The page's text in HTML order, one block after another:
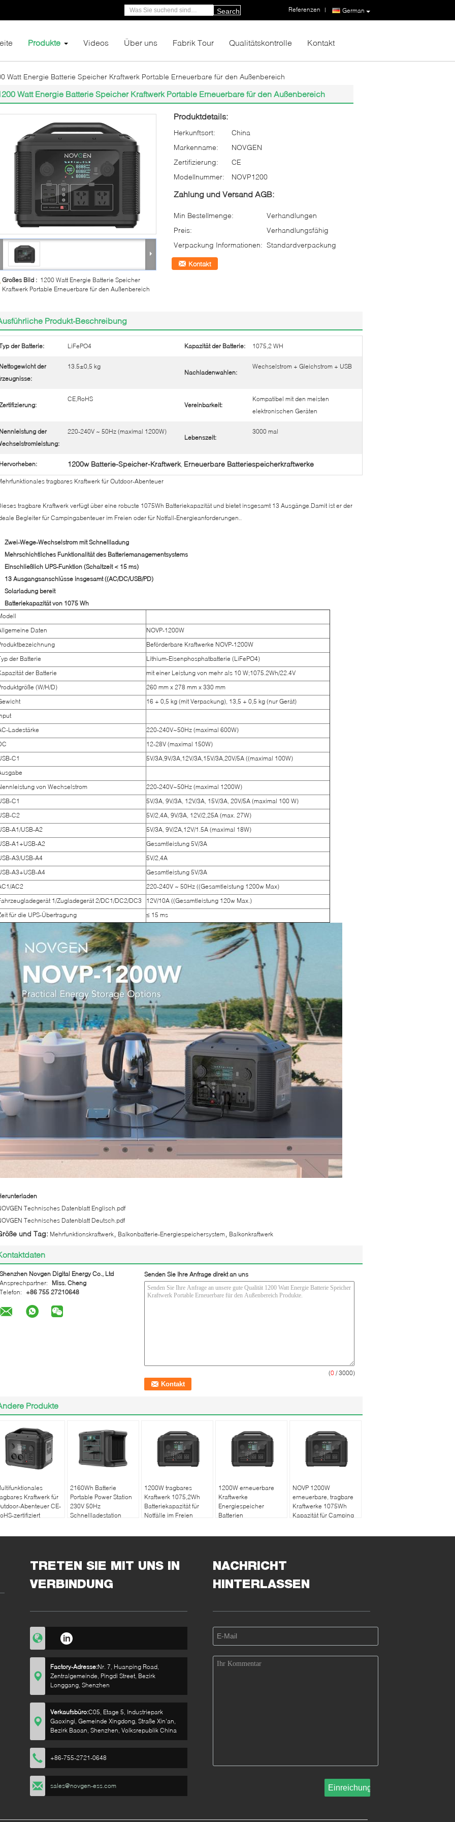
German
Referenzen |
Search
Produkte Videos Über uns Fabrik Tour Qualitätskontrolle Kontakt
Watt Energie Batterie Speicher Kraftwerk Portable Erneuerbare für den Außenbereich
Watt Energie Batterie Speicher Kraftwerk Portable Erneuerbare für den Außenbereich
Großes Bild : 1200 Watt Energie Batterie Speicher
Kraftwerk Portable Erneuerbare für den Außenbereich
Produktdetails:
Herkunftsort:
China
Markenname:
NOVGEN
Zertifizierung:
CE
Modellnummer:
NOVP1200
Zahlung und Versand AGB:
Min Bestellmenge:
Verhandlungen
Preis:
Verhandlungsfähig
Verpackung Informationen: Standardverpackung
Kontakt
Produkt-Beschreibung
der Batterie: LiFePO4 Kapazität der Batterie: 1075,2 WH
Nettogewicht der
13.5±0,5 kg
Nachladenwahlen:
Wechselstrom + Gleichstrom + USB
CE,RoHS
Vereinbarkeit:
Kompatibel mit den meisten
elektronischen Geräten
Nennleistung der
220-240V ~ 50Hz (maximal 1200W)
Lebenszeit:
3000 mal
Hervorheben: 1200w Batterie-Speicher-Kraftwerk, Erneuerbare Batteriespeicherkraftwerke
tragbares Kraftwerk für Outdoor-Abenteuer
tragbare Kraftwerk verfügt über eine robuste 1075Wh Batteriekapazität und bietet insgesamt 13 Ausgänge.Damit ist er der
Begleiter für Campingabenteuer im Freien oder für Notfall-Energieanforderungen..
Zwei-Wege-Wechselstrom mit Schnellladung
Mehrschichtliches Funktionalität des Batteriemanagementsystems
Einschließlich UPS-Funktion (Schaltzeit < 15 ms)
13 Ausgangsanschlüsse insgesamt ((AC/DC/USB/PD)
Solarladung bereit
Batteriekapazität von 1075 Wh
Daten
NOVP-1200W
Beförderbare Kraftwerke NOVP-1200W
der Batterie
Lithium-Eisenphosphatbatterie (LiFePO4)
der Batterie
mit einer Leistung von mehr als 10 W;1075.2Wh/22.4V
(W/H/D)
260 mm x 278 mm x 330 mm
16 + 0,5 kg (mit Verpackung), 13,5 + 0,5 kg (nur Gerät)
Ladestärke
220-240V~50Hz (maximal 600W)
12-28V (maximal 150W)
C1
5V/3A,9V/3A,12V/3A,15V/3A,20V/5A ((maximal 100W)
von Wechselstrom
220-240V~50Hz (maximal 1200W)
C1
5V/3A, 9V/3A, 12V/3A, 15V/3A, 20V/5A (maximal 100 W)
C2
5V/2,4A, 9V/3A, 12V/2,25A (max. 27W)
A1/USB-A2
5V/3A, 9V/2A,12V/1.5A (maximal 18W)
A1+USB-A2
Gesamtleistung 5V/3A
A3/USB-A4
5V/2,4A
A3+USB-A4
Gesamtleistung 5V/3A
AC2
220-240V ~ 50Hz ((Gesamtleistung 1200w Max)
1/Zugladegerät 2/DC1/DC2/DC3
12V/10A ((Gesamtleistung 120w Max.)
für die UPS-Übertragung
≤ 15 ms
Technisches Datenblatt Englisch.pdf
Technisches Datenblatt Deutsch.pdf
und Tag: Mehrfunktionskraftwerk Balkonbatterie-Energiespeichersystem Balkonkraftwerk
Shenzhen Novgen Digital Energy Co., Ltd
Ansprechpartner:
Miss. Cheng
Telefon:
+86 755 27210648
Senden Sie Ihre Anfrage direkt an uns
(0 / 3000)
Produkte
Kraftwerk für
Abenteuer CE-
zertifiziert
2160Wh Batterie
Portable Power Station
230V 50Hz
Schnellladestation
1200W tragbares
Kraftwerk 1075,2Wh
Batteriekapazität für
Notfälle im Freien
1200W erneuerbare
Kraftwerke
Energiespeicher
Batterien
NOVP 1200W
erneuerbare, tragbare
Kraftwerke 1075Wh
Kapazität für Camping
TRETEN SIE MIT UNS IN
VERBINDUNG
Factory-Adresse:Nr. 7, Huanping Road,
Zentralgemeinde, Pingdi Street, Bezirk
Longgang, Shenzhen
Verkaufsbüro:C05, Etage 5, Industriepark
Gaoxingi, Gemeinde Xingdong, Straße Xin'an,
Bezirk Baoan, Shenzhen, Volksrepublik China
+86-755-2721-0648
sales@novgen-ess.com
NACHRICHT
HINTERLASSEN